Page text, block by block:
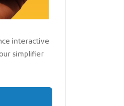
interactive
simplifier